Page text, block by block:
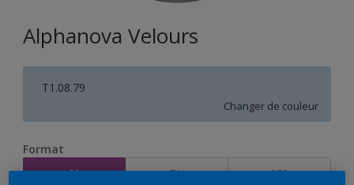
Alphanova Velours
T1.08.79
Changer de couleur
Format
1L 5L 10L